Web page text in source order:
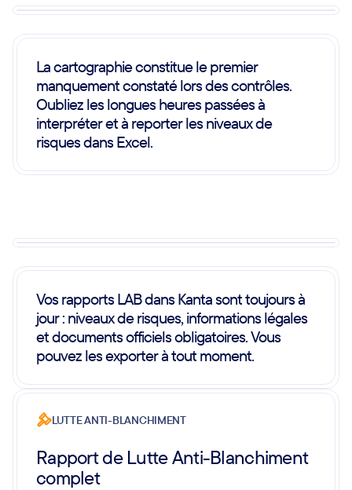
La cartographie constitue le premier
manquement constaté lors des contrôles.
Oubliez les longues heures passées à
interpréter et à reporter les niveaux de
risques dans Excel.
Vos rapports LAB dans Kanta sont toujours à
jour : niveaux de risques, informations légales
et documents officiels obligatoires. Vous
pouvez les exporter à tout moment.
LUTTE ANTI-BLANCHIMENT
Rapport de Lutte Anti-Blanchiment
complet